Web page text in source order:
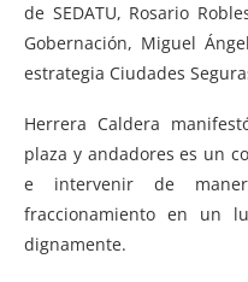
de SEDATU, Rosario
Gobernación, Miguel
estrategia Ciudades
Herrera Caldera
plaza y andadores es un
e intervenir de
fraccionamiento en un
dignamente.